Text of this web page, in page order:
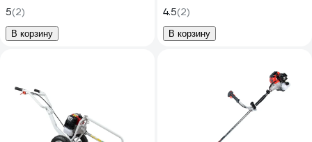
5(2)
В корзину
4.5(2)
В корзину